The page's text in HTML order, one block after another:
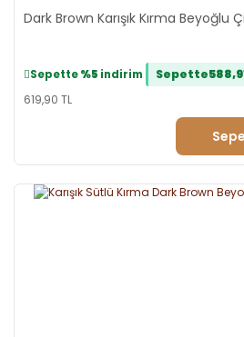
Dark Brown Karışık Kırma Beyoğlu
Sepette%5 indirim Sepette
619,90 TL